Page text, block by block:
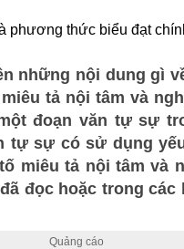
phương thức biểu đạt
những nội dung gì
tả nội tâm và
đoạn văn tự sự
tự sự có sử dụng
miêu tả nội tâm và
đọc hoặc trong các